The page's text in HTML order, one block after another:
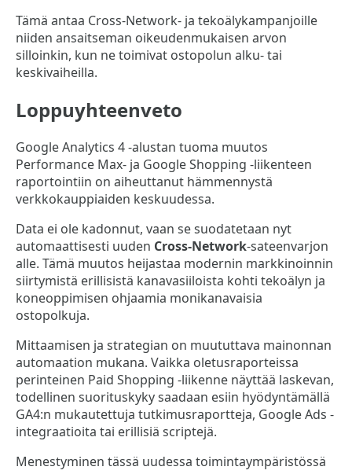
Tämä antaa Cross-Network- ja tekoälykampanjoille
niiden ansaitseman oikeudenmukaisen arvon
silloinkin, kun ne toimivat ostopolun alku- tai
keskivaiheilla.
Loppuyhteenveto
Google Analytics 4 -alustan tuoma muutos
Performance Max- ja Google Shopping -liikenteen
raportointiin on aiheuttanut hämmennystä
verkkokauppiaiden keskuudessa.
Data ei ole kadonnut, vaan se suodatetaan nyt
automaattisesti uuden Cross-Network-sateenvarjon
alle. Tämä muutos heijastaa modernin markkinoinnin
siirtymistä erillisistä kanavasiiloista kohti tekoälyn ja
koneoppimisen ohjaamia monikanavaisia
ostopolkuja.
Mittaamisen ja strategian on muututtava mainonnan
automaation mukana. Vaikka oletusraporteissa
perinteinen Paid Shopping -liikenne näyttää laskevan,
todellinen suorituskyky saadaan esiin hyödyntämällä
GA4:n mukautettuja tutkimusraportteja, Google Ads -
integraatioita tai erillisiä scriptejä.
Menestyminen tässä uudessa toimintaympäristössä